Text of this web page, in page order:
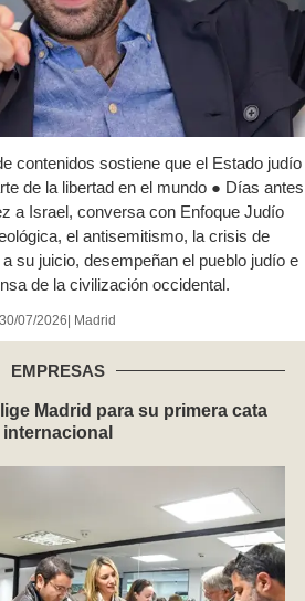
contenidos sostiene que el Estado judío
de la libertad en el mundo ● Días antes
a Israel, conversa con Enfoque Judío
el antisemitismo, la crisis de
su juicio, desempeñan el pueblo judío e
de la civilización occidental.
30/07/2026 | Madrid
EMPRESAS
Madrid para su primera cata
internacional